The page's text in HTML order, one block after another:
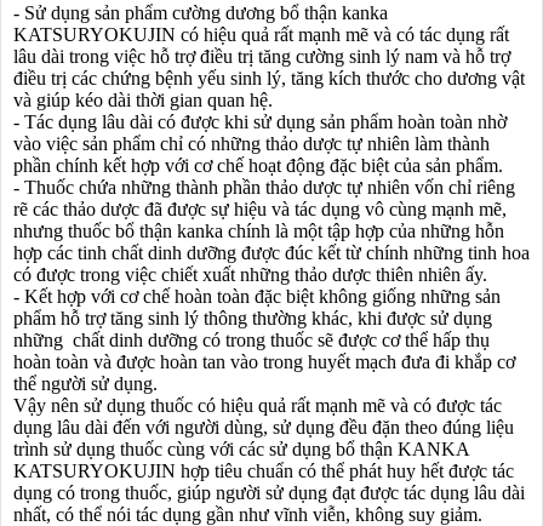
- Sử dụng sản phẩm cường dương bổ thận kanka
KATSURYOKUJIN có hiệu quả rất mạnh mẽ và có tác dụng rất
lâu dài trong việc hỗ trợ điều trị tăng cường sinh lý nam và hỗ trợ
điều trị các chứng bệnh yếu sinh lý, tăng kích thước cho dương vật
và giúp kéo dài thời gian quan hệ.
- Tác dụng lâu dài có được khi sử dụng sản phẩm hoàn toàn nhờ
vào việc sản phẩm chỉ có những thảo dược tự nhiên làm thành
phần chính kết hợp với cơ chế hoạt động đặc biệt của sản phẩm.
- Thuốc chứa những thành phần thảo dược tự nhiên vốn chỉ riêng
rẽ các thảo dược đã được sự hiệu và tác dụng vô cùng mạnh mẽ,
nhưng thuốc bổ thận kanka chính là một tập hợp của những hỗn
hợp các tinh chất dinh dưỡng được đúc kết từ chính những tinh hoa
có được trong việc chiết xuất những thảo dược thiên nhiên ấy.
- Kết hợp với cơ chế hoàn toàn đặc biệt không giống những sản
phẩm hỗ trợ tăng sinh lý thông thường khác, khi được sử dụng
những chất dinh dưỡng có trong thuốc sẽ được cơ thể hấp thụ
hoàn toàn và được hoàn tan vào trong huyết mạch đưa đi khắp cơ
thể người sử dụng.
Vậy nên sử dụng thuốc có hiệu quả rất mạnh mẽ và có được tác
dụng lâu dài đến với người dùng, sử dụng đều đặn theo đúng liệu
trình sử dụng thuốc cùng với các sử dụng bổ thận KANKA
KATSURYOKUJIN hợp tiêu chuẩn có thể phát huy hết được tác
dụng có trong thuốc, giúp người sử dụng đạt được tác dụng lâu dài
nhất, có thể nói tác dụng gần như vĩnh viễn, không suy giảm.